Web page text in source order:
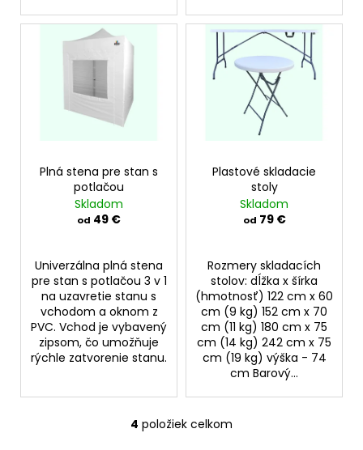
Plná stena pre stan s
potlačou
Skladom
od 49 €
Univerzálna plná stena
pre stan s potlačou 3 v 1
na uzavretie stanu s
vchodom a oknom z
PVC. Vchod je vybavený
zipsom, čo umožňuje
rýchle zatvorenie stanu.
Plastové skladacie
stoly
Skladom
od 79 €
Rozmery skladacích
stolov: dĺžka x šírka
(hmotnosť) 122 cm x 60
cm (9 kg) 152 cm x 70
cm (11 kg) 180 cm x 75
cm (14 kg) 242 cm x 75
cm (19 kg) výška - 74
cm Barový...
O
4 položiek celkom